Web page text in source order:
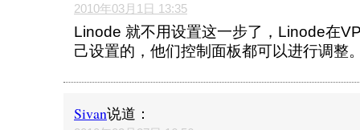
2010年03月1日 13:35
Linode 就不用设置这一步了，Linode在
己设置的，他们控制面板都可以进行调整
Sivan说道：